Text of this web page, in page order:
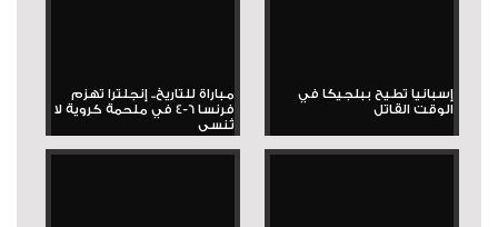
إسبانيا تطيح ببلجيكا في
الوقت القاتل
مباراة للتاريخ.. إنجلترا تهزم
فرنسا 6-4 في ملحمة كروية لا
تُنسى